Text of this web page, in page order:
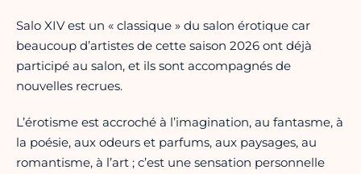
Salo XIV est un « classique » du salon érotique car
beaucoup d’artistes de cette saison 2026 ont déjà
participé au salon, et ils sont accompagnés de
nouvelles recrues.
L’érotisme est accroché à l’imagination, au fantasme, à
la poésie, aux odeurs et parfums, aux paysages, au
romantisme, à l’art ; c’est une sensation personnelle